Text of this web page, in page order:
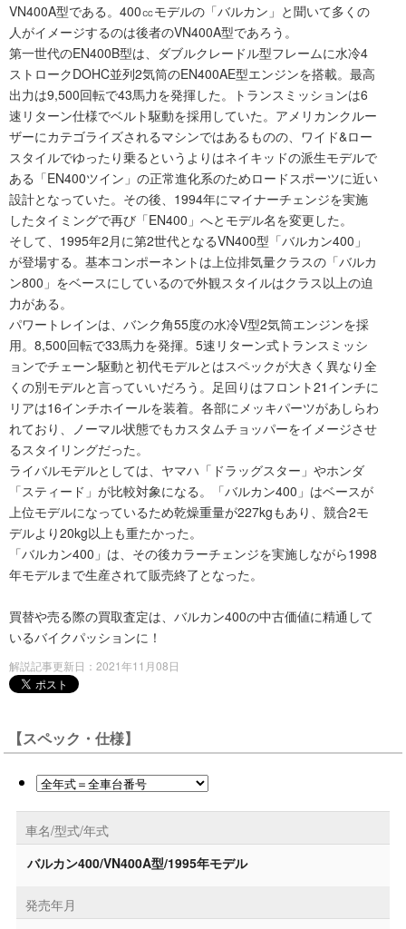
VN400A型である。400㏄モデルの「バルカン」と聞いて多くの
人がイメージするのは後者のVN400A型であろう。
第一世代のEN400B型は、ダブルクレードル型フレームに水冷4
ストロークDOHC並列2気筒のEN400AE型エンジンを搭載。最高
出力は9,500回転で43馬力を発揮した。トランスミッションは6
速リターン仕様でベルト駆動を採用していた。アメリカンクルー
ザーにカテゴライズされるマシンではあるものの、ワイド&ロー
スタイルでゆったり乗るというよりはネイキッドの派生モデルで
ある「EN400ツイン」の正常進化系のためロードスポーツに近い
設計となっていた。その後、1994年にマイナーチェンジを実施
したタイミングで再び「EN400」へとモデル名を変更した。
そして、1995年2月に第2世代となるVN400型「バルカン400」
が登場する。基本コンポーネントは上位排気量クラスの「バルカ
ン800」をベースにしているので外観スタイルはクラス以上の迫
力がある。
パワートレインは、バンク角55度の水冷V型2気筒エンジンを採
用。8,500回転で33馬力を発揮。5速リターン式トランスミッシ
ョンでチェーン駆動と初代モデルとはスペックが大きく異なり全
くの別モデルと言っていいだろう。足回りはフロント21インチに
リアは16インチホイールを装着。各部にメッキパーツがあしらわ
れており、ノーマル状態でもカスタムチョッパーをイメージさせ
るスタイリングだった。
ライバルモデルとしては、ヤマハ「ドラッグスター」やホンダ
「スティード」が比較対象になる。「バルカン400」はベースが
上位モデルになっているため乾燥重量が227kgもあり、競合2モ
デルより20kg以上も重たかった。
「バルカン400」は、その後カラーチェンジを実施しながら1998
年モデルまで生産されて販売終了となった。
買替や売る際の買取査定は、バルカン400の中古価値に精通して
いるバイクパッションに！
解説記事更新日：2021年11月08日
【スペック・仕様】
車名/型式/年式
バルカン400/VN400A型/1995年モデル
発売年月